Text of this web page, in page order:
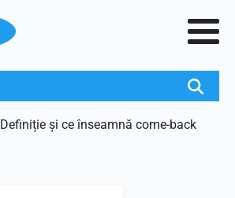
Definiție și ce înseamnă come-back